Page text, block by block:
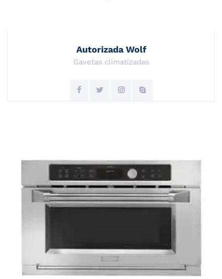
Autorizada Wolf
Gavetas climatizadas